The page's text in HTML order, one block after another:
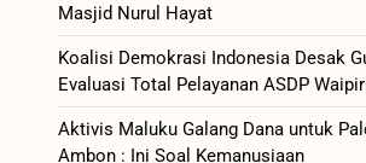
Masjid Nurul Hayat
Koalisi Demokrasi Indonesia Desak
Evaluasi Total Pelayanan ASDP
Aktivis Maluku Galang Dana untuk
Ambon : Ini Soal Kemanusiaan